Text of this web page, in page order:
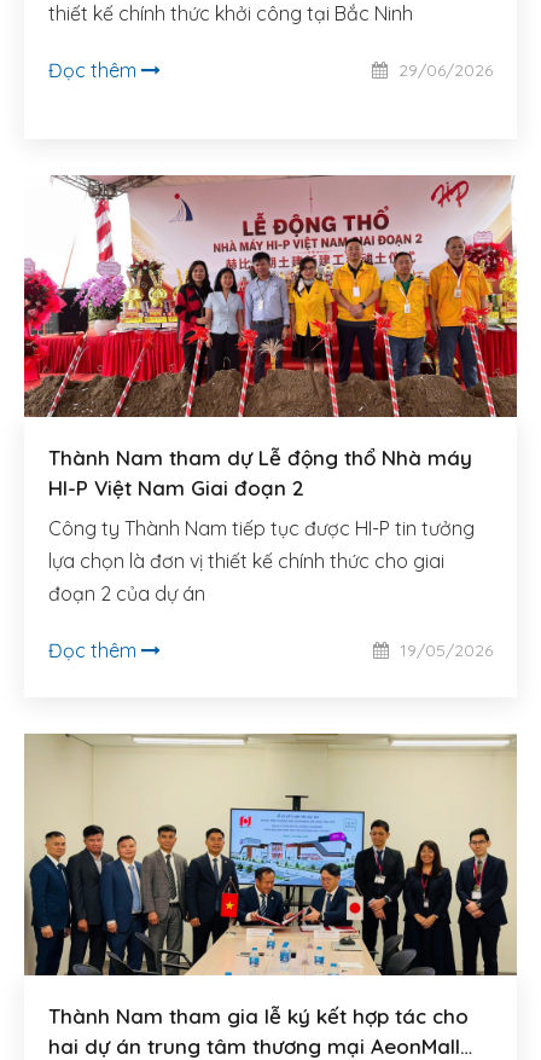
thiết kế chính thức khởi công tại Bắc Ninh
Đọc thêm 29/06/2026
Thành Nam tham dự Lễ động thổ Nhà máy
HI-P Việt Nam Giai đoạn 2
Công ty Thành Nam tiếp tục được HI-P tin tưởng
lựa chọn là đơn vị thiết kế chính thức cho giai
đoạn 2 của dự án
Đọc thêm 19/05/2026
Thành Nam tham gia lễ ký kết hợp tác cho
hai dự án trung tâm thương mại AeonMall